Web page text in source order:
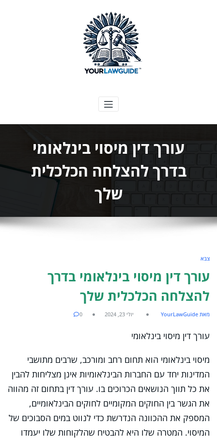
המדריך המשפטי שלך
עורך דין מיסוי בינלאומי
בדרך להצלחה הכלכלית
שלך
צבא
עורך דין מיסוי בינלאומי בדרך
להצלחה הכלכלית שלך
מאת YourLawGuide יולי 23, 2024 0
עורך דין מיסוי בינלאומי
מיסוי בינלאומי הוא תחום רחב ומורכב, שרבים מתושבי
המדינות יחד עם החברות הבינלאומיות אינן מצליחות להבין
את כל תווך הנושאים הכרוכים בו. עורך דין בתחום זה מהווה
את הגשר בין החוקים המקומיים לחוקים הבינלאומיים,
המספק את ההכוונה הנדרשת כדי לנווט במים הסבוכים של
המיסוי. המטרה שלו היא להבטיח שהלקוחות שלו יעמדו